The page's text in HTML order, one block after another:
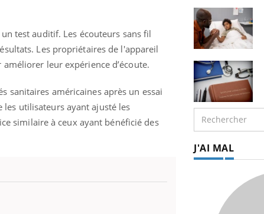
test auditif. Les écouteurs sans fil
Les propriétaires de l'appareil
leur expérience d’écoute.
sanitaires américaines après un essai
utilisateurs ayant ajusté les
similaire à ceux ayant bénéficié des
J'AI MAL